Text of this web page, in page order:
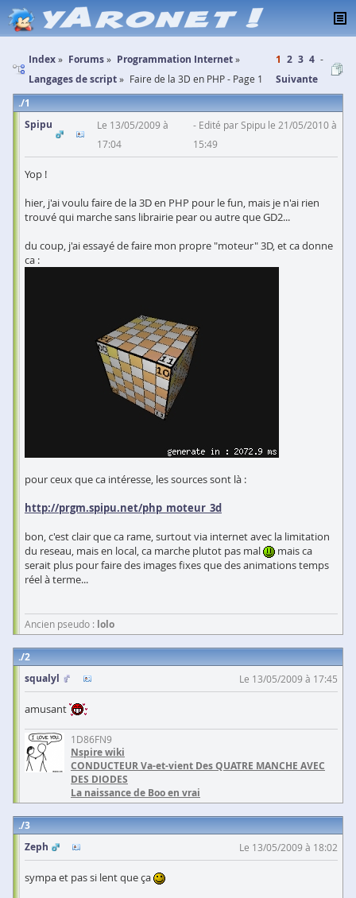
Index Forums
Programmation Internet
Langages de script
Faire de la 3D en PHP - Page 1
1 2 3 4
Suivante
1
Spipu
Le 13/05/2009 à
17:04
Edité par Spipu le 21/05/2010 à
15:49
Yop !
hier, j'ai voulu faire de la 3D en PHP pour le fun, mais je n'ai rien
trouvé qui marche sans librairie pear ou autre que GD2...
du coup, j'ai essayé de faire mon propre "moteur" 3D, et ca donne
ca :
pour ceux que ca intéresse, les sources sont là :
http://prgm.spipu.net/php_moteur_3d
bon, c'est clair que ca rame, surtout via internet avec la limitation
du reseau, mais en local, ca marche plutot pas mal
mais ca
serait plus pour faire des images fixes que des animations temps
réel à terme...
Ancien pseudo : lolo
2
squalyl
Le 13/05/2009 à 17:45
amusant
1D86FN9
Nspire wiki
CONDUCTEUR Va-et-vient Des QUATRE MANCHE AVEC
DES DIODES
La naissance de Boo en vrai
3
Zeph
Le 13/05/2009 à 18:02
sympa et pas si lent que ça